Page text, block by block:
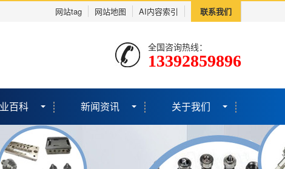
网站tag 网站地图 AI内容索引 联系我们
全国咨询热线：
13392859896
百科 新闻资讯 关于我们